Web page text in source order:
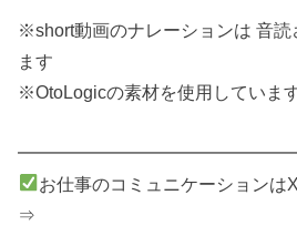
※short動画のナレーションは 音読
ます
※OtoLogicの素材を使用していま
お仕事のコミュニケーションは
⇒